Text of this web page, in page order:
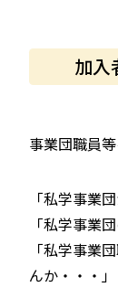
加入
事業団職員
「私学事業
「私学事業
「私学事業
んか・・・」